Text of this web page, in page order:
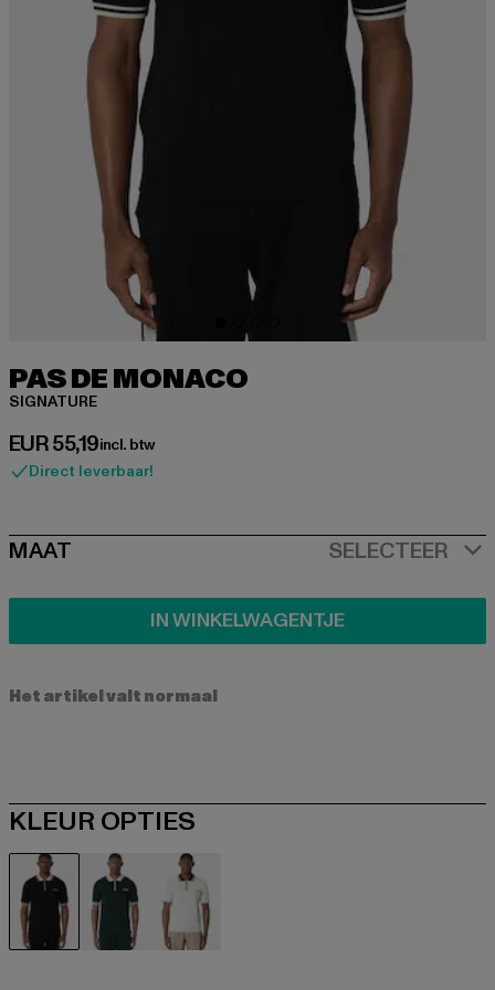
PAS DE MONACO
SIGNATURE
EUR 55,19
Huidige prijs: EUR 55,19
incl. btw
Direct leverbaar!
SIZE
MAAT SELECTEER
IN WINKELWAGENTJE
Het artikel valt normaal
KLEUR OPTIES